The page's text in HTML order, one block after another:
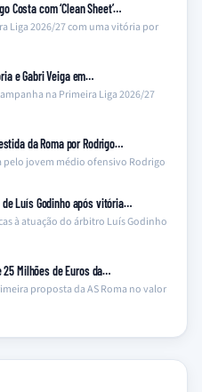
Costa com ‘Clean Sheet’…
Liga 2026/27 com uma vitória por
e Gabri Veiga em…
na Primeira Liga 2026/27
da Roma por Rodrigo…
pelo jovem médio ofensivo Rodrigo
Luís Godinho após vitória…
à atuação do árbitro Luís Godinho
25 Milhões de Euros da…
proposta da AS Roma no valor